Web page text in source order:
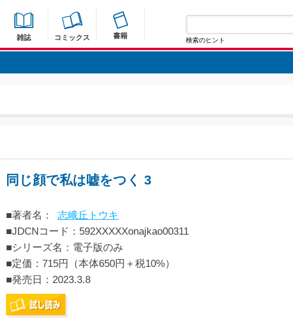
雑誌 コミックス 書籍 検索のヒント
同じ顔で私は嘘をつく 3
■著者名：
志峨丘トウキ
■JDCNコード：592XXXXXonajkao00311
■シリーズ名：電子版のみ
■定価：715円（本体650円＋税10%）
■発売日： 2023.3.8